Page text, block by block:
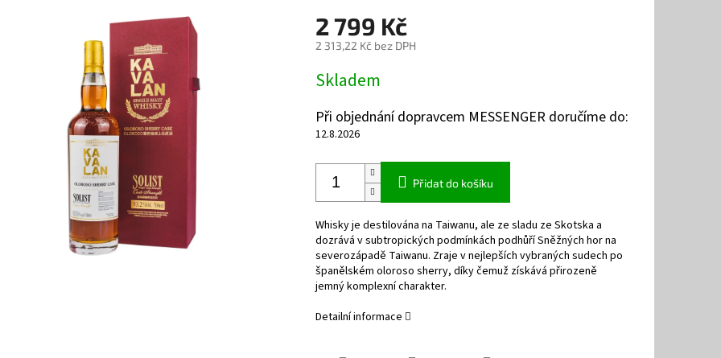
2 799 Kč
2 313,22 Kč bez DPH
cena:
Skladem
Při objednání dopravcem MESSENGER doručíme do:
12.8.2026
Přidat do košíku
Whisky je destilována na Taiwanu, ale ze sladu ze Skotska a
dozrává v subtropických podmínkách podhůří Sněžných hor na
severozápadě Taiwanu. Zraje v nejlepších vybraných sudech po
španělském oloroso sherry, díky čemuž získává přirozeně
jemný komplexní charakter.
Detailní informace